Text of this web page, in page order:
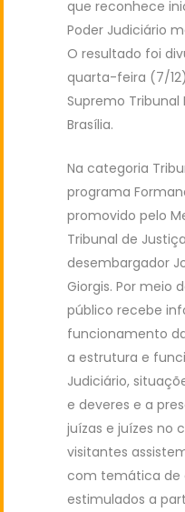
que reconhece
Poder Judiciário
O resultado foi
quarta-feira (7/
Supremo Tribunal
Brasília.
Na categoria
programa
promovido pelo
Tribunal de
desembargador
Giorgis. Por meio
público recebe
funcionamento
a estrutura e
Judiciário,
e deveres e a
juízas e juízes no
visitantes
com temática de
estimulados a